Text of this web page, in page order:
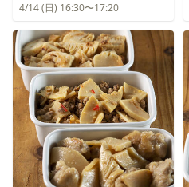
4/14 (日) 16:30〜17:20